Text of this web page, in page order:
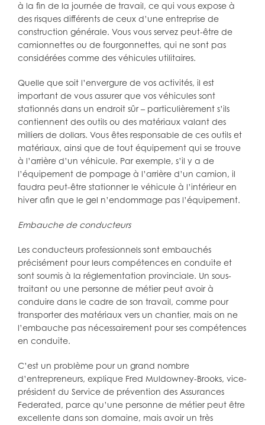
à la fin de la journée de travail, ce qui vous expose à
des risques différents de ceux d’une entreprise de
construction générale. Vous vous servez peut-être de
camionnettes ou de fourgonnettes, qui ne sont pas
considérées comme des véhicules utilitaires.
Quelle que soit l’envergure de vos activités, il est
important de vous assurer que vos véhicules sont
stationnés dans un endroit sûr – particulièrement s’ils
contiennent des outils ou des matériaux valant des
milliers de dollars. Vous êtes responsable de ces outils et
matériaux, ainsi que de tout équipement qui se trouve
à l’arrière d’un véhicule. Par exemple, s’il y a de
l’équipement de pompage à l’arrière d’un camion, il
faudra peut-être stationner le véhicule à l’intérieur en
hiver afin que le gel n’endommage pas l’équipement.
Embauche de conducteurs
Les conducteurs professionnels sont embauchés
précisément pour leurs compétences en conduite et
sont soumis à la réglementation provinciale. Un sous-
traitant ou une personne de métier peut avoir à
conduire dans le cadre de son travail, comme pour
transporter des matériaux vers un chantier, mais on ne
l’embauche pas nécessairement pour ses compétences
en conduite.
C’est un problème pour un grand nombre
d’entrepreneurs, explique Fred Muldowney-Brooks, vice-
président du Service de prévention des Assurances
Federated, parce qu’une personne de métier peut être
excellente dans son domaine, mais avoir un très